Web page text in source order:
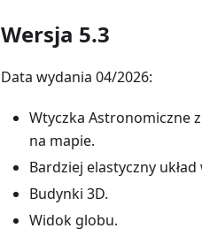
Wersja 5.3
Data wydania 04/2026:
Wtyczka Astronomiczne
na mapie.
Bardziej elastyczny
Budynki 3D.
Widok globu.